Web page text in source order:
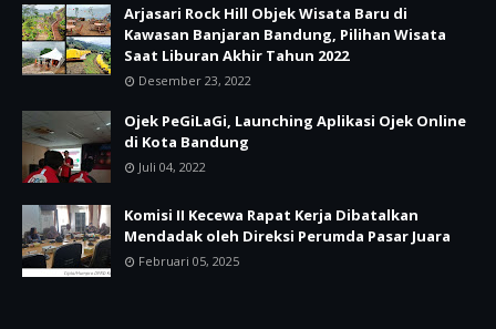
Arjasari Rock Hill Objek Wisata Baru di
Kawasan Banjaran Bandung, Pilihan Wisata
Saat Liburan Akhir Tahun 2022
Desember 23, 2022
Ojek PeGiLaGi, Launching Aplikasi Ojek Online
di Kota Bandung
Juli 04, 2022
Komisi II Kecewa Rapat Kerja Dibatalkan
Mendadak oleh Direksi Perumda Pasar Juara
Februari 05, 2025